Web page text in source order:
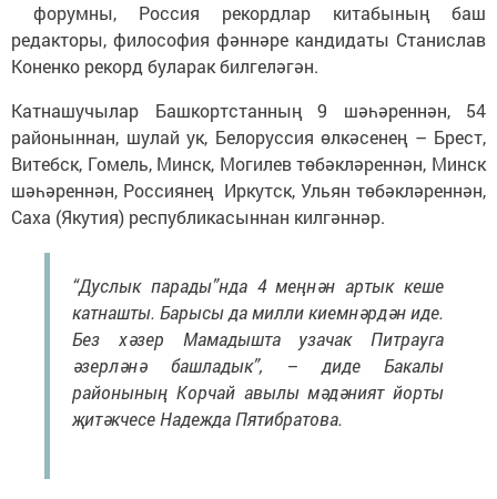
форумны, Россия рекордлар китабының баш
редакторы, философия фәннәре кандидаты Станислав
Коненко рекорд буларак билгеләгән.
Катнашучылар Башкортстанның 9 шәһәреннән, 54
районыннан, шулай ук, Белоруссия өлкәсенең – Брест,
Витебск, Гомель, Минск, Могилев төбәкләреннән, Минск
шәһәреннән, Россиянең Иркутск, Ульян төбәкләреннән,
Саха (Якутия) республикасыннан килгәннәр.
“Дуслык парады”нда 4 меңнән артык кеше
катнашты. Барысы да милли киемнәрдән иде.
Без хәзер Мамадышта узачак Питрауга
әзерләнә башладык”, – диде Бакалы
районының Корчай авылы мәдәният йорты
җитәкчесе Надежда Пятибратова.